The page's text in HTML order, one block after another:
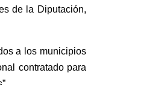
de la Diputación,
a los municipios
contratado para